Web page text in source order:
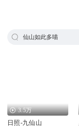
仙山如此多喵
3.5万
日照-九仙山